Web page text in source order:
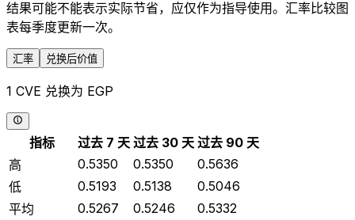
结果可能不能表示实际节省，应仅作为指导使用。汇率比较图
表每季度更新一次。
汇率 兑换后价值
1 CVE 兑换为 EGP
指标 过去 7 天 过去 30 天 过去 90 天
高
0.5350 0.5350
0.5636
低
0.5193 0.5138
0.5046
平均
0.5267 0.5246
0.5332